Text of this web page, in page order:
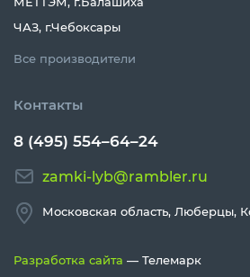
ЧАЗ, г.Чебоксары
Все производители
Контакты
8 (495) 554–64–24
zamki-lyb@rambler.ru
Московская область, Люберцы,
Разработка сайта — Телемарк